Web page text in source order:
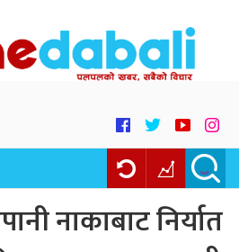
नाकाबाट निर्यात